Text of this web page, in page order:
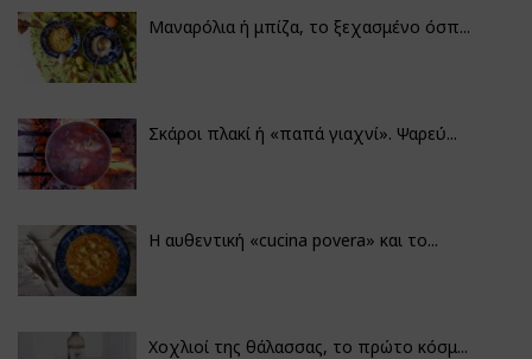
Μαναρόλια ή μπίζα, το ξεχασμένο όσπ...
Σκάροι πλακί ή «παπά γιαχνί». Ψαρεύ...
Η αυθεντική «cucina povera» και το...
Χοχλιοί της θάλασσας, το πρώτο κόσμ...